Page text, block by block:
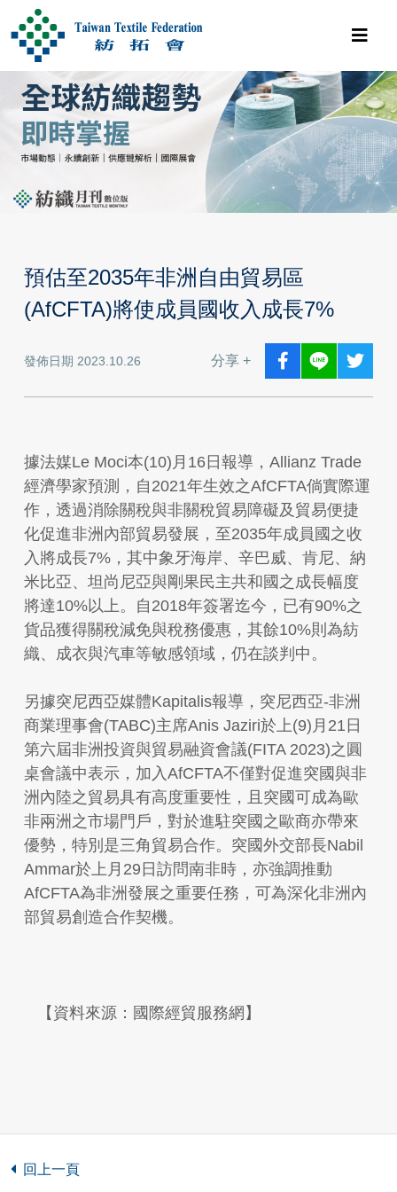
預估至2035年非洲自由貿易區
(AfCFTA)將使成員國收入成長7%
發佈日期 2023.10.26 分享 +
據法媒Le Moci本(10)月16日報導，Allianz Trade
經濟學家預測，自2021年生效之AfCFTA倘實際運
作，透過消除關稅與非關稅貿易障礙及貿易便捷
化促進非洲內部貿易發展，至2035年成員國之收
入將成長7%，其中象牙海岸、辛巴威、肯尼、納
米比亞、坦尚尼亞與剛果民主共和國之成長幅度
將達10%以上。自2018年簽署迄今，已有90%之
貨品獲得關稅減免與稅務優惠，其餘10%則為紡
織、成衣與汽車等敏感領域，仍在談判中。
另據突尼西亞媒體Kapitalis報導，突尼西亞-非洲
商業理事會(TABC)主席Anis Jaziri於上(9)月21日
第六屆非洲投資與貿易融資會議(FITA 2023)之圓
桌會議中表示，加入AfCFTA不僅對促進突國與非
洲內陸之貿易具有高度重要性，且突國可成為歐
非兩洲之市場門戶，對於進駐突國之歐商亦帶來
優勢，特別是三角貿易合作。突國外交部長Nabil
Ammar於上月29日訪問南非時，亦強調推動
AfCFTA為非洲發展之重要任務，可為深化非洲內
部貿易創造合作契機。
【資料來源：國際經貿服務網】
回上一頁